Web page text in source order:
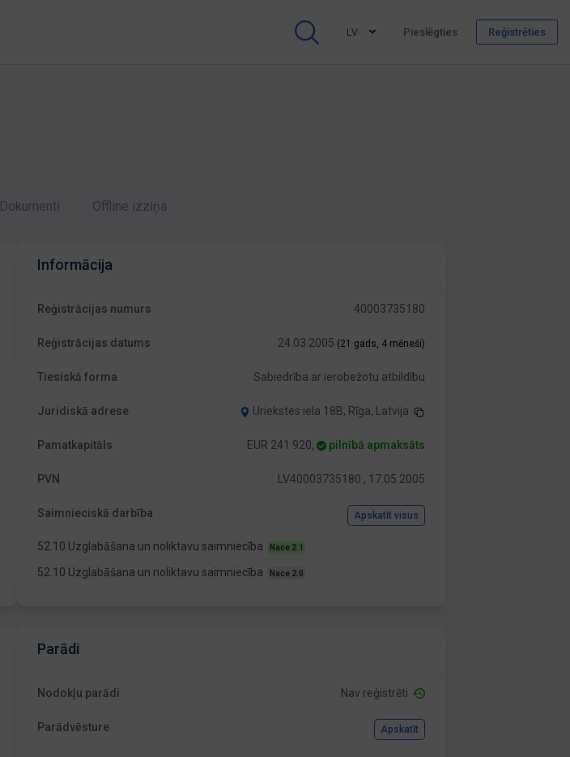
LV Pieslēgties Reģistrēties
Dokumenti Offline izziņa
Informācija
Reģistrācijas numurs 40003735180
Reģistrācijas datums 24.03.2005 (21 gads, 4 mēneši)
Tiesiskā forma Sabiedrība ar ierobežotu atbildību
Juridiskā adrese Uriekstes iela 18B, Rīga, Latvija
Pamatkapitāls EUR 241 920, pilnībā apmaksāts
PVN LV40003735180 , 17.05.2005
Saimnieciskā darbība Apskatīt visus
52.10 Uzglabāšana un noliktavu saimniecība Nace 2.1
52.10 Uzglabāšana un noliktavu saimniecība Nace 2.0
Parādi
Nodokļu parādi Nav reģistrēti
Parādvēsture Apskatīt